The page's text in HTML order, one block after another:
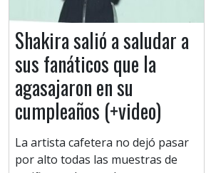
Shakira salió a saludar a
sus fanáticos que la
agasajaron en su
cumpleaños (+video)
La artista cafetera no dejó pasar
por alto todas las muestras de